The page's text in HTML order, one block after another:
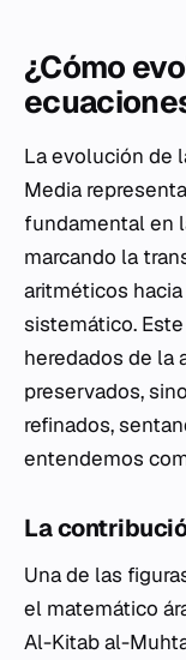
¿Cómo
La evolución de
Media
fundamental en
marcando la
aritméticos
sistemático.
heredados de la
preservados,
refinados,
entendemos
La
Una de las
el matemático
Al-Kitab al-